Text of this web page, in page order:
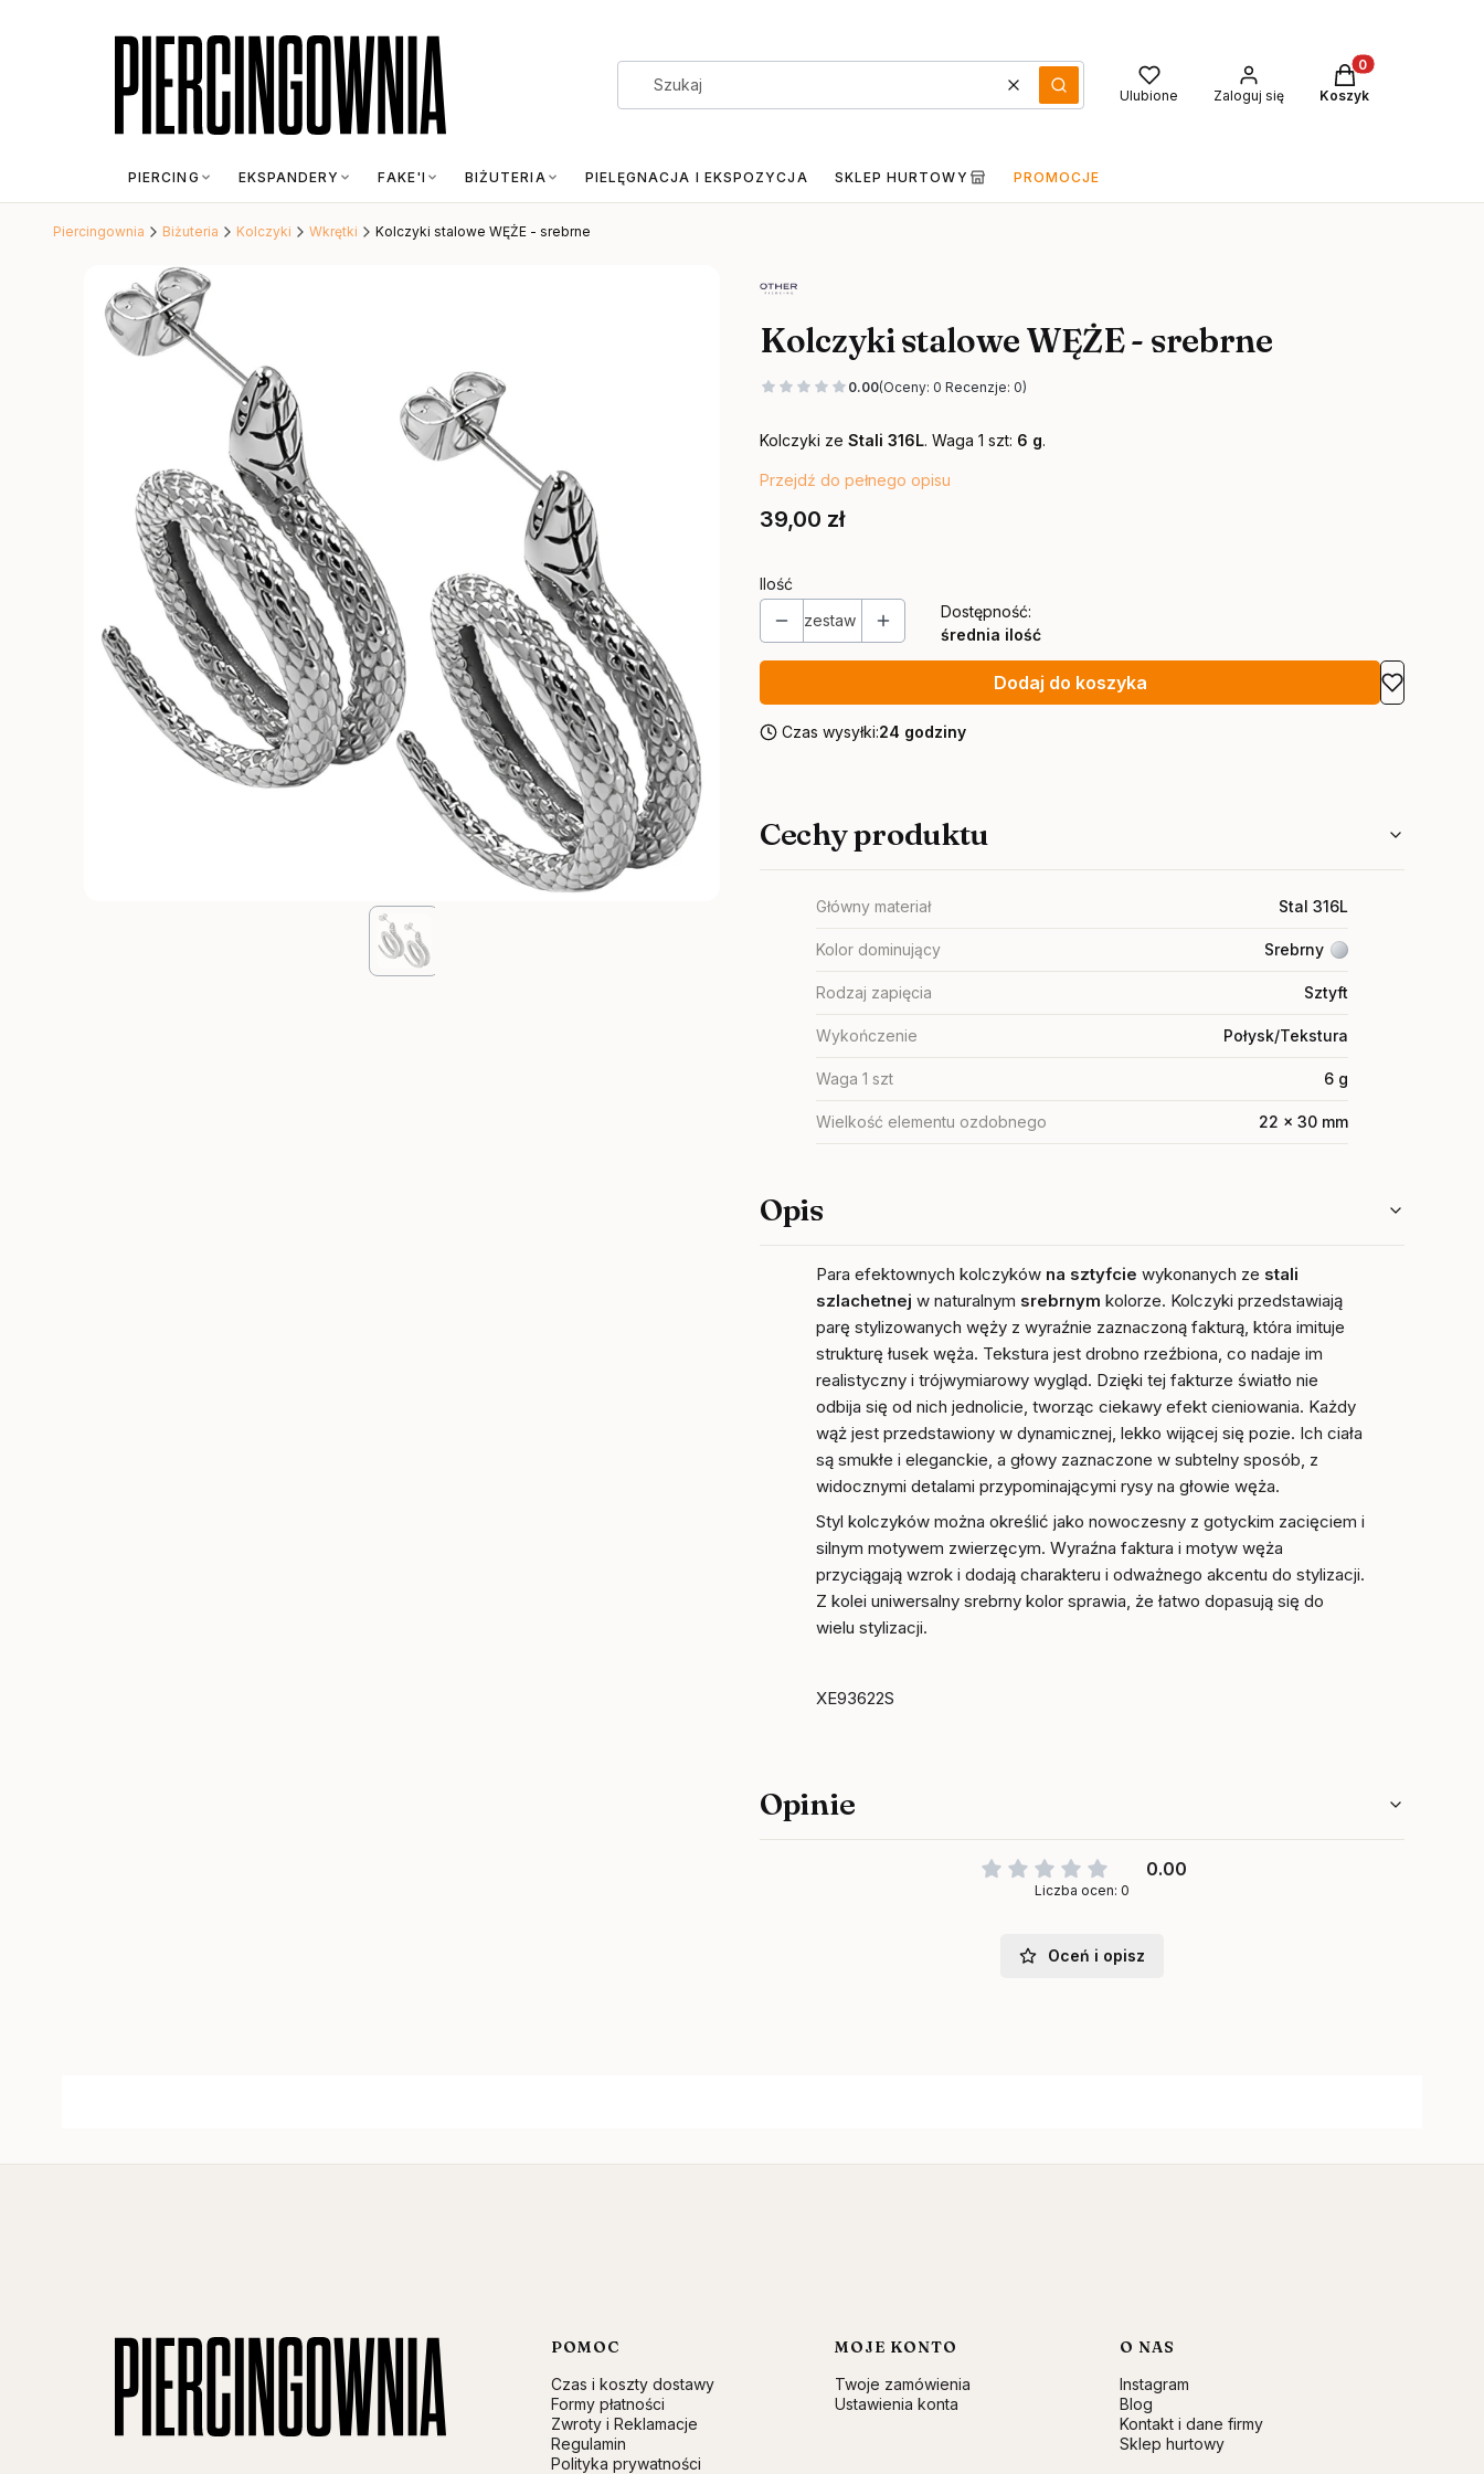
WyczyśćSzukaj Ulubione Zaloguj się
Produkty w
Koszyk
PIERCING EKSPANDERY FAKE'I BIŻUTERIA PIELĘGNACJA I EKSPOZYCJA SKLEP HURTOWY PROMOCJE
Piercingownia Biżuteria Kolczyki Wkrętki Kolczyki stalowe WĘŻE - srebrne
Kolczyki stalowe WĘŻE - srebrne
0.00(Oceny: 0 Recenzje: 0)
Kolczyki ze Stali 316L. Waga 1 szt: 6 g.
Przejdź do pełnego opisu
Cena
39,00 zł
Ilość
zestaw
Dostępność:
średnia ilość
Dodaj do koszyka
Czas wysyłki:24 godziny
Cechy produktu
Główny materiał Stal 316L
Kolor dominujący Srebrny
Rodzaj zapięcia Sztyft
Wykończenie Połysk/Tekstura
Waga 1 szt 6 g
Wielkość elementu ozdobnego 22 x 30 mm
Opis
Para efektownych kolczyków na sztyfcie wykonanych ze stali
szlachetnejw naturalnym srebrnymkolorze. Kolczyki przedstawiają
parę stylizowanych węży z wyraźnie zaznaczoną fakturą, która imituje
strukturę łusek węża. Tekstura jest drobno rzeźbiona, co nadaje im
realistyczny i trójwymiarowy wygląd. Dzięki tej fakturze światło nie
odbija się od nich jednolicie, tworząc ciekawy efekt cieniowania. Każdy
wąż jest przedstawiony w dynamicznej, lekko wijącej się pozie. Ich ciała
są smukłe i eleganckie, a głowy zaznaczone w subtelny sposób, z
widocznymi detalami przypominającymi rysy na głowie węża.
Styl kolczyków można określić jako nowoczesny z gotyckim zacięciem i
silnym motywem zwierzęcym. Wyraźna faktura i motyw węża
przyciągają wzrok i dodają charakteru i odważnego akcentu do stylizacji.
Z kolei uniwersalny srebrny kolor sprawia, że łatwo dopasują się do
wielu stylizacji.
XE93622S
Opinie
0.00
Liczba ocen: 0
Oceń i opisz
Linki w stopce
POMOC
Czas i koszty dostawy
Formy płatności
Zwroty i Reklamacje
Regulamin
Polityka prywatności
MOJE KONTO
Twoje zamówienia
Ustawienia konta
O NAS
Instagram
Blog
Kontakt i dane firmy
Sklep hurtowy